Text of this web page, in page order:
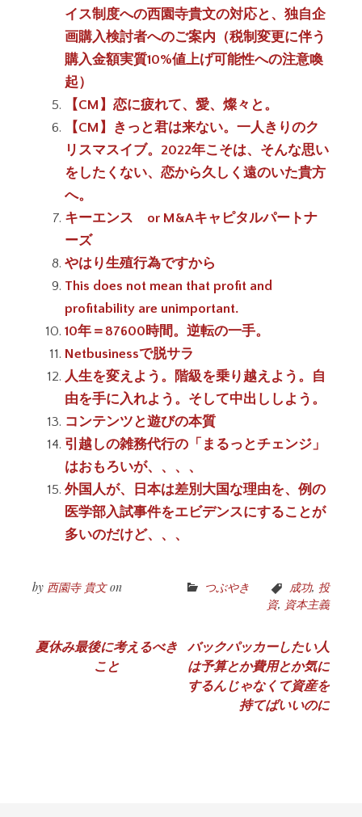
イス制度への西園寺貴文の対応と、独自企
画購入検討者へのご案内（税制変更に伴う
購入金額実質10%値上げ可能性への注意喚
起）
【CM】恋に疲れて、愛、燦々と。
【CM】きっと君は来ない。一人きりのク
リスマスイブ。2022年こそは、そんな思い
をしたくない、恋から久しく遠のいた貴方
へ。
キーエンス or M&Aキャピタルパートナ
ーズ
やはり生殖行為ですから
This does not mean that profit and
profitability are unimportant.
10年＝87600時間。逆転の一手。
Netbusinessで脱サラ
人生を変えよう。階級を乗り越えよう。自
由を手に入れよう。そして中出ししよう。
コンテンツと遊びの本質
引越しの雑務代行の「まるっとチェンジ」
はおもろいが、、、、
外国人が、日本は差別大国な理由を、例の
医学部入試事件をエビデンスにすることが
多いのだけど、、、
by 西園寺 貴文on つぶやき 成功, 投
資, 資本主義
投
夏休み最後に考えるべき
こと
バックパッカーしたい人
は予算とか費用とか気に
するんじゃなくて資産を
持てばいいのに